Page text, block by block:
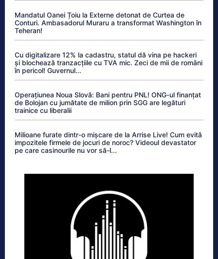
Mandatul Oanei Țoiu la Externe detonat de Curtea de
Conturi. Ambasadorul Muraru a transformat Washington în
Teheran!
Cu digitalizare 12% la cadastru, statul dă vina pe hackeri
și blochează tranzacțiile cu TVA mic. Zeci de mii de români
în pericol! Guvernul...
Operațiunea Noua Slovă: Bani pentru PNL! ONG-ul finanțat
de Bolojan cu jumătate de milion prin SGG are legături
trainice cu liberalii
Milioane furate dintr-o mișcare de la Arrise Live! Cum evită
impozitele firmele de jocuri de noroc? Videoul devastator
pe care casinourile nu vor să-l...